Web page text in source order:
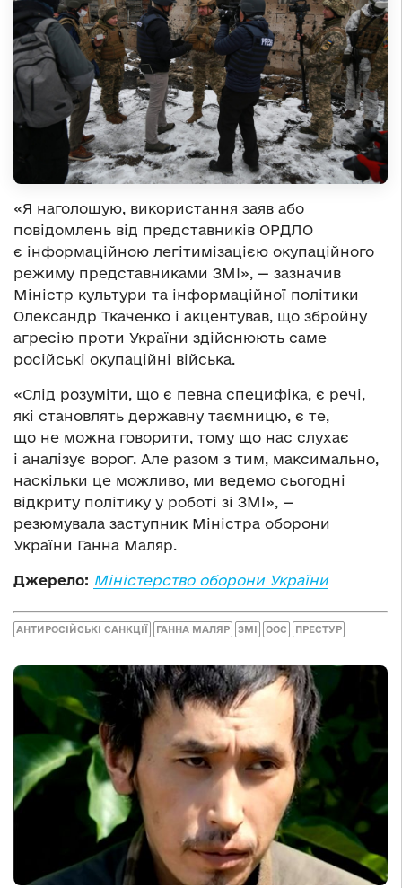
«Я наголошую, використання заяв або
повідомлень від представників ОРДЛО
є інформаційною легітимізацією окупаційного
режиму представниками ЗМІ», — зазначив
Міністр культури та інформаційної політики
Олександр Ткаченко і акцентував, що збройну
агресію проти України здійснюють саме
російські окупаційні війська.
«Слід розуміти, що є певна специфіка, є речі,
які становлять державну таємницю, є те,
що не можна говорити, тому що нас слухає
і аналізує ворог. Але разом з тим, максимально,
наскільки це можливо, ми ведемо сьогодні
відкриту політику у роботі зі ЗМІ», —
резюмувала заступник Міністра оборони
України Ганна Маляр.
Джерело: Міністерство оборони України
АНТИРОСІЙСЬКІ САНКЦІЇ ГАННА МАЛЯР ЗМІ ООС ПРЕСТУР